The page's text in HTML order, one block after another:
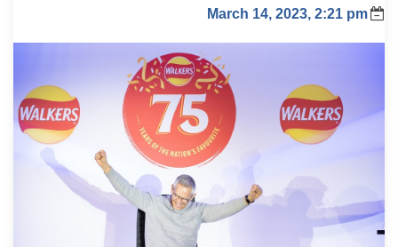
March 14, 2023, 2:21 pm